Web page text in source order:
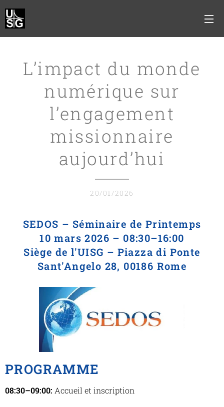
L’impact du monde
numérique sur
l’engagement
missionnaire
aujourd’hui
20/01/2026
SEDOS – Séminaire de Printemps
10 mars 2026 – 08:30–16:00
Siège de l'UISG – Piazza di Ponte
Sant'Angelo 28, 00186 Rome
PROGRAMME
08:30–09:00: Accueil et inscription